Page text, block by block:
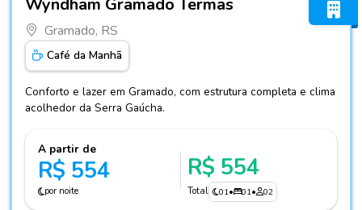
Wyndham Gramado Termas
Gramado, RS
Café da Manhã
Conforto e lazer em Gramado, com estrutura completa e clima
acolhedor da Serra Gaúcha.
A partir de
R$ 554
por noite
R$ 554
Total 01• 01• 02